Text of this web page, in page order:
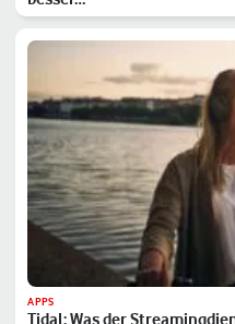
APPS
Tidal: Was der